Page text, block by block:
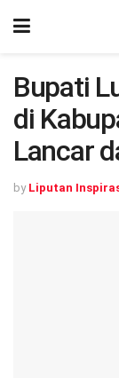
Bupati
di
Lancar
by Liputan